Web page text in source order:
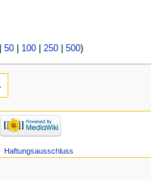
50| 100| 250| 500)
Haftungsausschluss